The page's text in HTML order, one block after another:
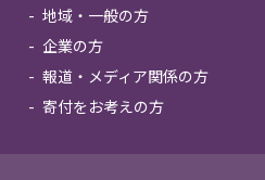
地域・一般の方
企業の方
報道・メディア関係の方
寄付をお考えの方